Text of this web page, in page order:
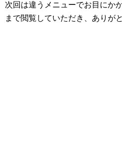
次回は違うメニューでお目にか
まで閲覧していただき、ありが